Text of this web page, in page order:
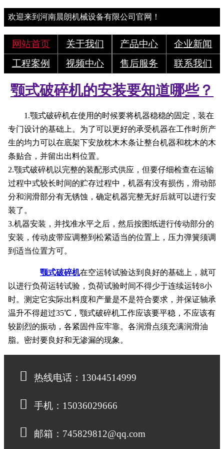
欢迎来到河南晨朗机械设备有限公司官网！
网站首页 关于我们 产品中心
企业新闻
工程案例
视频中心 售后服务 联系我们
颚式破碎机的安装要知道哪些？
1.颚式破碎机在使用的时候要将机器稳稳的固定，装在
专门设计的基础上。为了可以更好的承受机器在工作时所产
生的均力可以在底架下安放枕木木条让整台机器和枕木的木
条贴合，并留出出料位置。
2.颚式破碎机以完整的装配形式供应，但要仔细检查在运输
过程中式较长时间的贮存过程中，机器有没有损伤，滑动部
分和润滑部分有无锈蚀，确定机器完整无好后就可以进行安
装了。
3.机器安装，并找准水平之后，然后按图纸进行传动部分的
安装，传动皮带应调整到松紧适当的位置上，压力弹簧须调
到适当位置方可。
颚式破碎机在空运转试验达到良好的基础上，就可
以进行负荷运转试验，负荷试验时间不得少于连续运转8小
时。测定它实际出料度和产量是不是符合要求，并保证轴承
温升不得超过35℃，颚式破碎机工作应该要平稳，不应该有
较剧烈的振动，各紧固件应牢靠。各润滑点须充满润滑油
脂。密封要良好和无渗漏的现象。
热线电话：13044514999
手机：15036029666
邮箱：745829812@qq.com